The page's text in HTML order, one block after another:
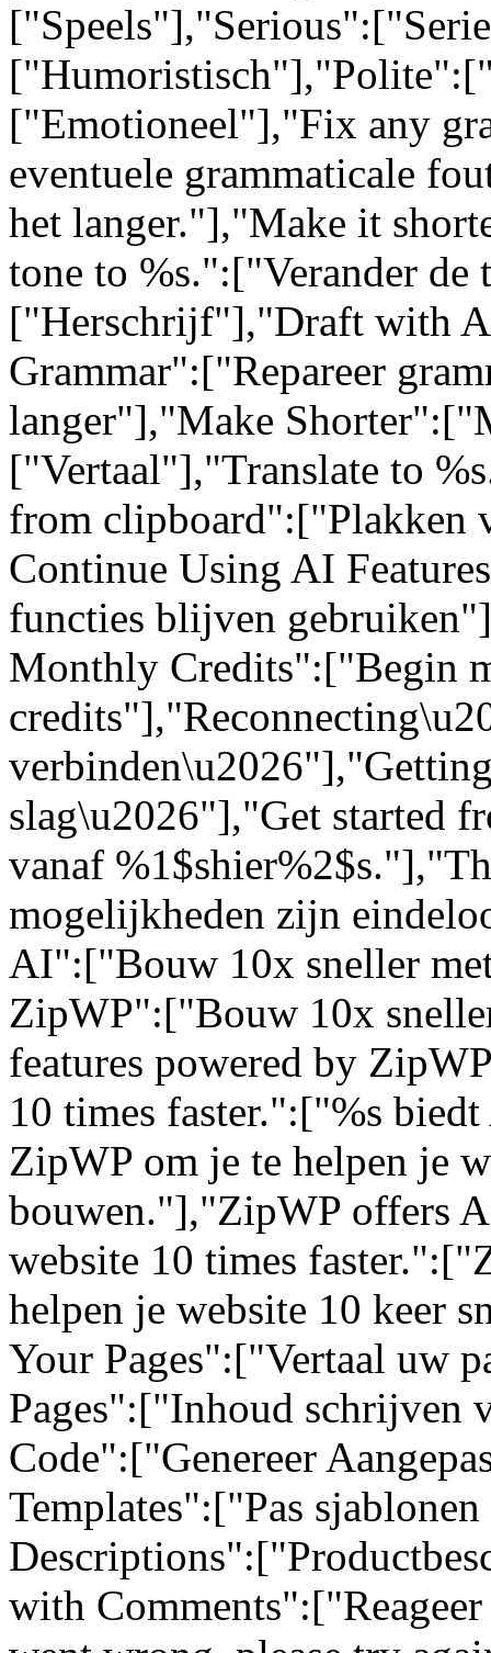
["Emotioneel"],"Fix any
eventuele grammaticale
het langer."],"Make it
tone to %s.":["Verander de
["Herschrijf"],"Draft with
Grammar":["Repareer
langer"],"Make
["Vertaal"],"Translate to
from clipboard":["Plakken
Continue Using AI
functies blijven
Monthly Credits":["Begin
slag\u2026"],"Get started
vanaf
mogelijkheden zijn
AI":["Bouw 10x sneller
ZipWP":["Bouw 10x
features powered by
10 times faster.":["%s
ZipWP om je te helpen je
bouwen."],"ZipWP offers
website 10 times
helpen je website 10 keer
Your Pages":["Vertaal uw
Pages":["Inhoud schrijven
Code":["Genereer
Templates":["Pas
with